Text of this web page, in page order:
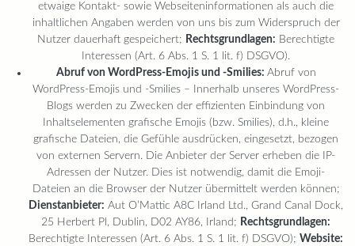
etwaige Kontakt- sowie Webseiteninformationen als auch die
inhaltlichen Angaben werden von uns bis zum Widerspruch der
Nutzer dauerhaft gespeichert; Rechtsgrundlagen: Berechtigte
Interessen (Art. 6 Abs. 1 S. 1 lit. f) DSGVO).
Abruf von WordPress-Emojis und -Smilies: Abruf von
WordPress-Emojis und -Smilies – Innerhalb unseres WordPress-
Blogs werden zu Zwecken der effizienten Einbindung von
Inhaltselementen grafische Emojis (bzw. Smilies), d.h., kleine
grafische Dateien, die Gefühle ausdrücken, eingesetzt, bezogen
von externen Servern. Die Anbieter der Server erheben die IP-
Adressen der Nutzer. Dies ist notwendig, damit die Emoji-
Dateien an die Browser der Nutzer übermittelt werden können;
Dienstanbieter: Aut O’Mattic A8C Irland Ltd., Grand Canal Dock,
25 Herbert Pl, Dublin, D02 AY86, Irland; Rechtsgrundlagen:
Berechtigte Interessen (Art. 6 Abs. 1 S. 1 lit. f) DSGVO); Website: